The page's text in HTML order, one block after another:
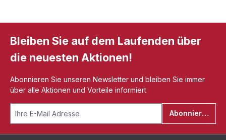
Bleiben Sie auf dem Laufenden über
die neuesten Aktionen!
Abonnieren Sie unseren Newsletter und bleiben Sie immer
über alle Aktionen und Vorteile informiert
Abonnieren